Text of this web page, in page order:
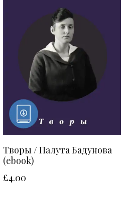
Творы / Палута Бадунова
(ebook)
£4.00